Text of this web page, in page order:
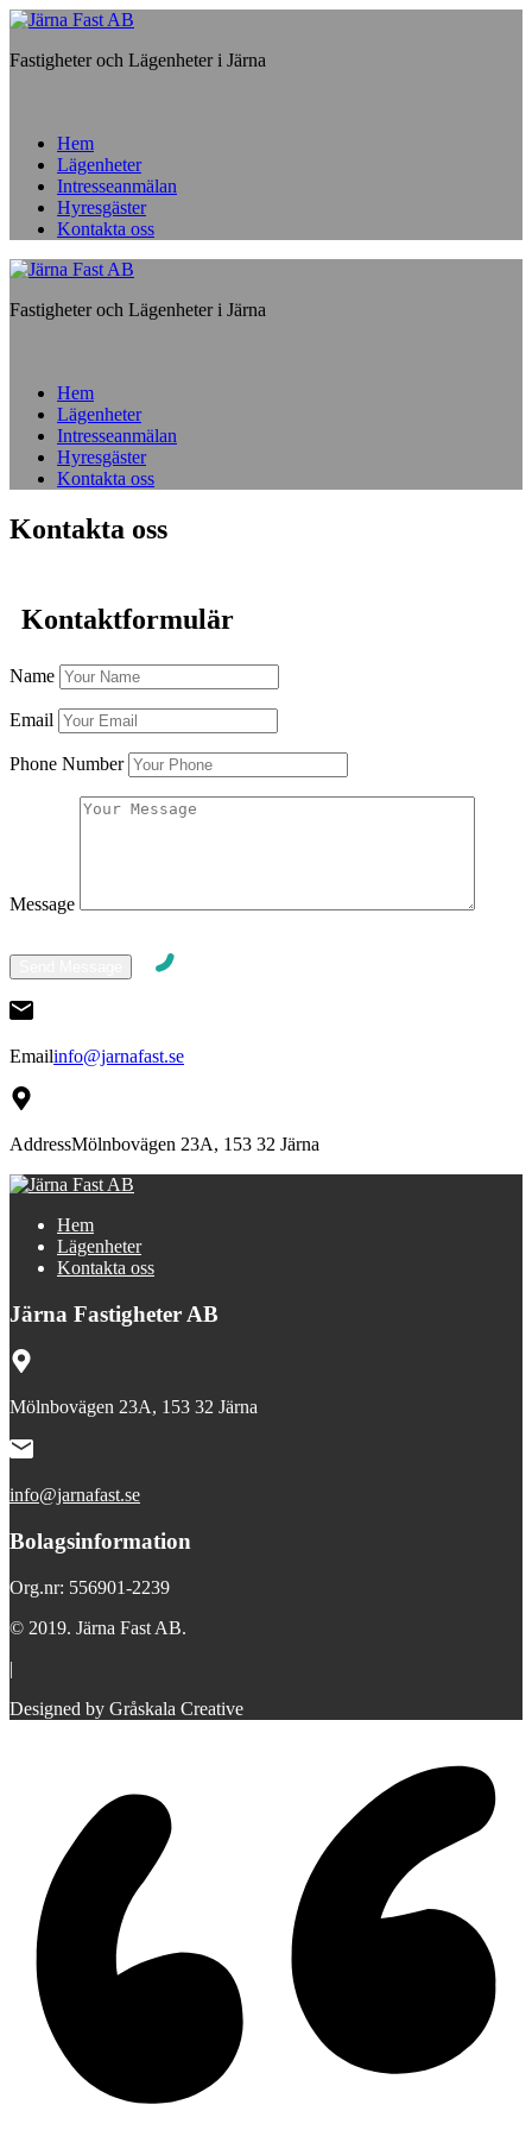
Fastigheter och Lägenheter i Järna
Hem
Lägenheter
Intresseanmälan
Hyresgäster
Kontakta oss
Fastigheter och Lägenheter i Järna
Hem
Lägenheter
Intresseanmälan
Hyresgäster
Kontakta oss
Kontakta oss
Kontaktformulär
Name
Email
Phone Number
Message
Emailinfo@jarnafast.se
AddressMölnbovägen 23A, 153 32 Järna
Hem
Lägenheter
Kontakta oss
Järna Fastigheter AB
Mölnbovägen 23A, 153 32 Järna
info@jarnafast.se
Bolagsinformation
Org.nr: 556901-2239
© 2019. Järna Fast AB.
|
Designed by Gråskala Creative